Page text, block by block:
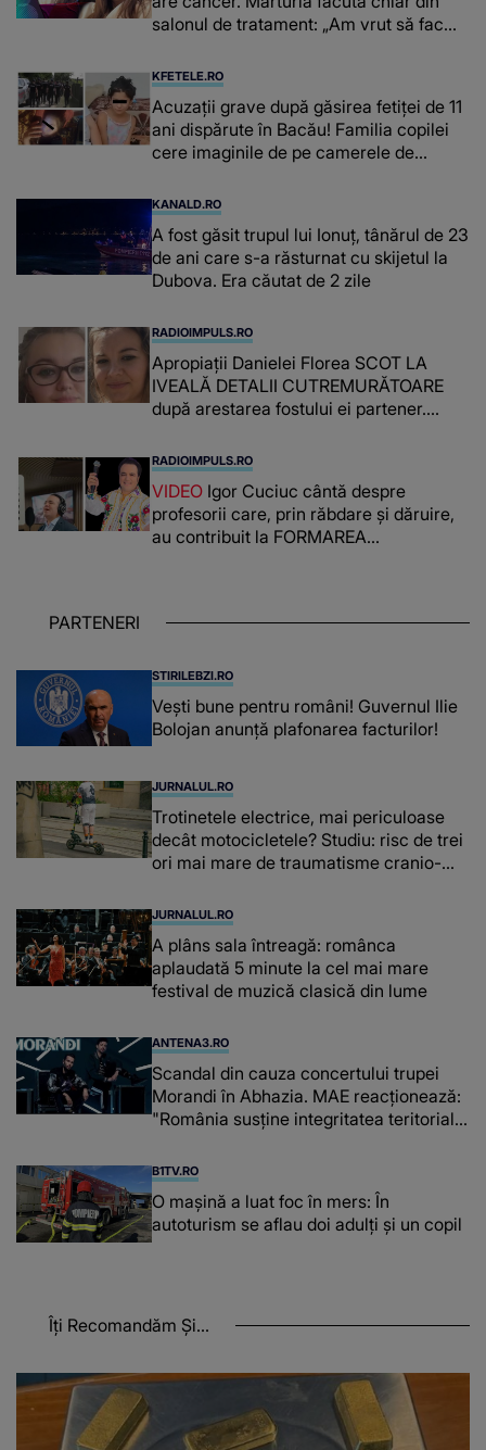
salonul de tratament: „Am vrut să fac
înțepe sânul”
KFETELE.RO
Acuzații grave după găsirea fetiței de 11
ani dispărute în Bacău! Familia copilei
cere imaginile de pe camerele de
mea...”
KANALD.RO
A fost găsit trupul lui Ionuț, tânărul de 23
de ani care s-a răsturnat cu skijetul la
Dubova. Era căutat de 2 zile
RADIOIMPULS.RO
Apropiații Danielei Florea SCOT LA
IVEALĂ DETALII CUTREMURĂTOARE
după arestarea fostului ei partener.
românca ucisă în Italia și ascunsă în
lada unui pat: " Îmi pare rău că nu am
reușit să fac mai mult pentru ea și..."
RADIOIMPULS.RO
VIDEO Igor Cuciuc cântă despre
profesorii care, prin răbdare și dăruire,
au contribuit la FORMAREA
chiar și după trecerea anilor: "De
PARTENERI
STIRILEBZI.RO
Vești bune pentru români! Guvernul Ilie
Bolojan anunță plafonarea facturilor!
JURNALUL.RO
Trotinetele electrice, mai periculoase
decât motocicletele? Studiu: risc de trei
ori mai mare de traumatisme cranio-
JURNALUL.RO
A plâns sala întreagă: românca
aplaudată 5 minute la cel mai mare
festival de muzică clasică din lume
ANTENA3.RO
Scandal din cauza concertului trupei
Morandi în Abhazia. MAE reacționează:
"România susține integritatea teritorială
B1TV.RO
O maşină a luat foc în mers: În
autoturism se aflau doi adulți și un copil
Îți Recomandăm Și...